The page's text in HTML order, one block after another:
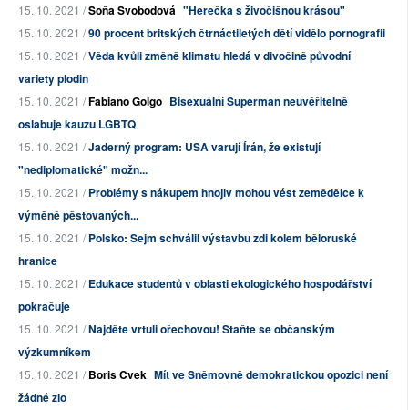
15. 10. 2021 /Soňa Svobodová "Herečka s živočišnou krásou"
15. 10. 2021 /90 procent britských čtrnáctiletých dětí vidělo pornografii
15. 10. 2021 /Věda kvůli změně klimatu hledá v divočině původní
variety plodin
15. 10. 2021 /Fabiano Golgo Bisexuální Superman neuvěřitelně
oslabuje kauzu LGBTQ
15. 10. 2021 /Jaderný program: USA varují Írán, že existují
"nediplomatické" možn...
15. 10. 2021 /Problémy s nákupem hnojiv mohou vést zemědělce k
výměně pěstovaných...
15. 10. 2021 /Polsko: Sejm schválil výstavbu zdi kolem běloruské
hranice
15. 10. 2021 /Edukace studentů v oblasti ekologického hospodářství
pokračuje
15. 10. 2021 /Najděte vrtuli ořechovou! Staňte se občanským
výzkumníkem
15. 10. 2021 /Boris Cvek Mít ve Sněmovně demokratickou opozici není
žádné zlo